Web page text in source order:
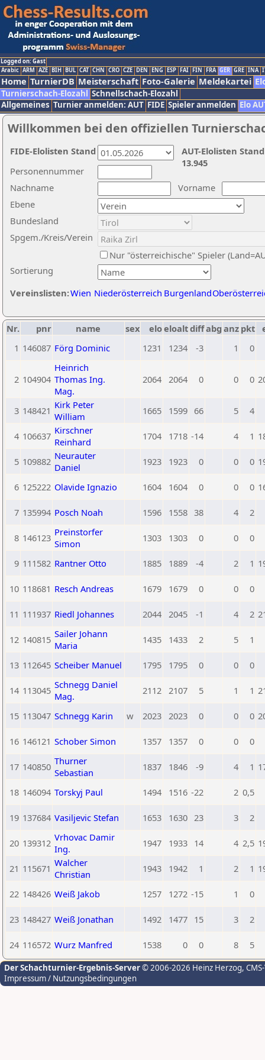
Logged on: Gast
Arabic ARM AZE BIH BUL CAT CHN CRO CZE DEN ENG ESP FAI FIN FRA GER GRE INA
Home TurnierDB Meisterschaft Foto-Galerie Meldekartei
Turnierschach-Elozahl Schnellschach-Elozahl
Allgemeines Turnier anmelden: AUT FIDE Spieler anmelden Elo
Willkommen bei den offiziellen
Nachname
Vorname
Ebene
Sortierung
Personennummer
Bundesland
Spgem./Kreis/Verein
Nur "österreichische" Spieler
Vereinslisten:Wien Niederösterreich Burgenland
AUT-Elolisten
13.945
FIDE-Elolisten Stand
Nr. pnr name sex eloeloaltdiffabg anz pkt
1 146087 Förg Dominic 1231 1234 -3 1 0
2 104904
Heinrich
Thomas Ing.
Mag.
2064 2064 0 0 0
3 148421 Kirk Peter
William
1665 1599 66 5 4
4 106637 Kirschner
Reinhard
1704 1718 -14 4 1
5 109882 Neurauter
Daniel
1923 1923 0 0 0
6 125222 Olavide Ignazio 1604 1604 0 0 0
7 135994 Posch Noah 1596 1558 38 4 2
8 146123 Preinstorfer
Simon
1303 1303 0 0 0
9 111582 Rantner Otto 1885 1889 -4 2 1
10 118681 Resch Andreas 1679 1679 0 0 0
11 111937 Riedl Johannes 2044 2045 -1 4 2
12 140815 Sailer Johann
Maria
1435 1433 2 5 1
13 112645 Scheiber Manuel 1795 1795 0 0 0
14 113045 Schnegg Daniel
Mag.
2112 2107 5 1 1
15 113047 Schnegg Karin w 2023 2023 0 0 0
16 146121 Schober Simon 1357 1357 0 0 0
17 140850 Thurner
Sebastian
1837 1846 -9 4 1
18 146094 Torskyj Paul 1494 1516 -22 2 0,5
19 137684 Vasiljevic Stefan 1653 1630 23 3 2
20 139312 Vrhovac Damir
Ing.
1947 1933 14 4 2,5
21 115671 Walcher
Christian
1943 1942 1 2 1
22 148426 Weiß Jakob 1257 1272 -15 1 0
23 148427 Weiß Jonathan 1492 1477 15 3 2
24 116572 Wurz Manfred 1538 0 0 8 5
Der Schachturnier-Ergebnis-Server© 2006-2026 Heinz Herzog,
Impressum / Nutzungsbedingungen